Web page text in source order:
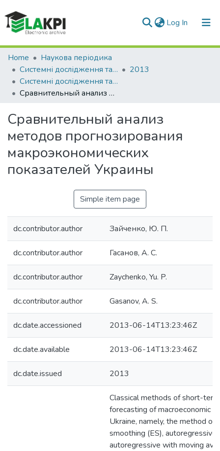
Log In (current)
Communities & Collections
All of DSpace
Statistics
Home
Наукова періодика
Системні дослідження та інформаційні технології
2013
Системні дослідження та інформаційні технології: науково-технічний журнал, № 1
Сравнительный анализ методов прогнозирования макроэкономических показателей Украины
Сравнительный анализ
методов прогнозирования
макроэкономических
показателей Украины
Simple item page
dc.contributor.author Зайченко, Ю. П.
dc.contributor.author Гасанов, А. С.
dc.contributor.author Zaychenko, Yu. P.
dc.contributor.author Gasanov, A. S.
dc.date.accessioned 2013-06-14T13:23:46Z
dc.date.available 2013-06-14T13:23:46Z
dc.date.issued 2013
Classical methods of short-term
forecasting of macroeconomic
Ukraine, namely, the method of
smoothing (ES), autoregressive
autoregressive with moving